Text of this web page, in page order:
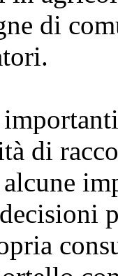
di
di